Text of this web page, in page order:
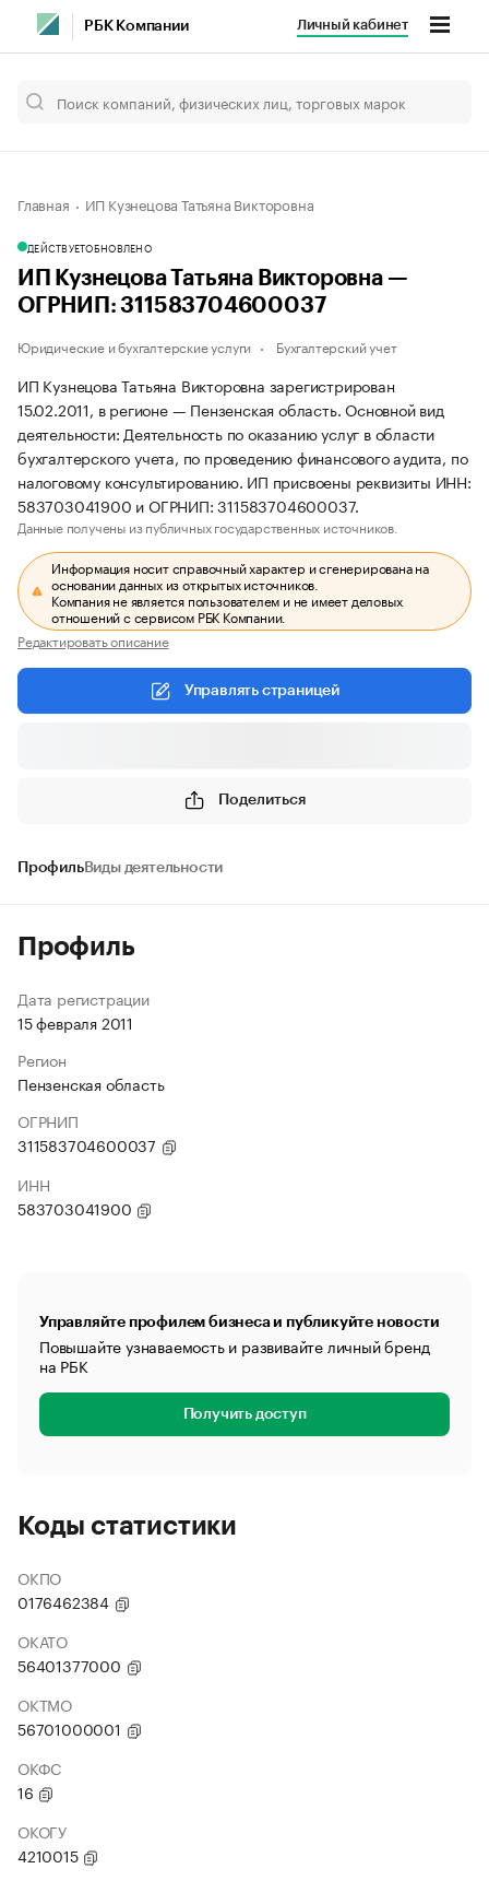
РБК Компании Личный кабинет
Главная ИП Кузнецова Татьяна Викторовна
ДЕЙСТВУЕТОБНОВЛЕНО
ИП Кузнецова Татьяна Викторовна —
ОГРНИП: 311583704600037
Юридические и бухгалтерские услуги Бухгалтерский учет
ИП Кузнецова Татьяна Викторовна зарегистрирован
15.02.2011, в регионе — Пензенская область. Основной вид
деятельности: Деятельность по оказанию услуг в области
бухгалтерского учета, по проведению финансового аудита, по
налоговому консультированию. ИП присвоены реквизиты ИНН:
583703041900 и ОГРНИП: 311583704600037.
Данные получены из публичных государственных источников.
Информация носит справочный характер и сгенерирована на
основании данных из открытых источников.
Компания не является пользователем и не имеет деловых
отношений с сервисом РБК Компании.
Редактировать описание
Управлять страницей
Поделиться
ПрофильВиды деятельности
Профиль
Дата регистрации
15 февраля 2011
Регион
Пензенская область
ОГРНИП
311583704600037
ИНН
583703041900
Управляйте профилем бизнеса и публикуйте новости
Повышайте узнаваемость и развивайте личный бренд
на РБК
Получить доступ
Коды статистики
ОКПО
0176462384
ОКАТО
56401377000
ОКТМО
56701000001
ОКФС
16
ОКОГУ
4210015